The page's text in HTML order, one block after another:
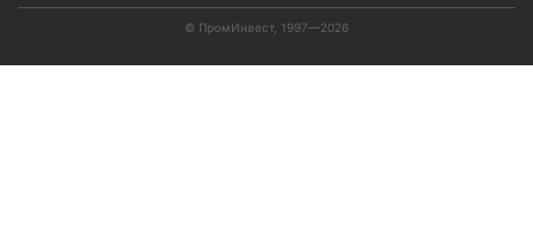
© ПромИнвест, 1997—2026